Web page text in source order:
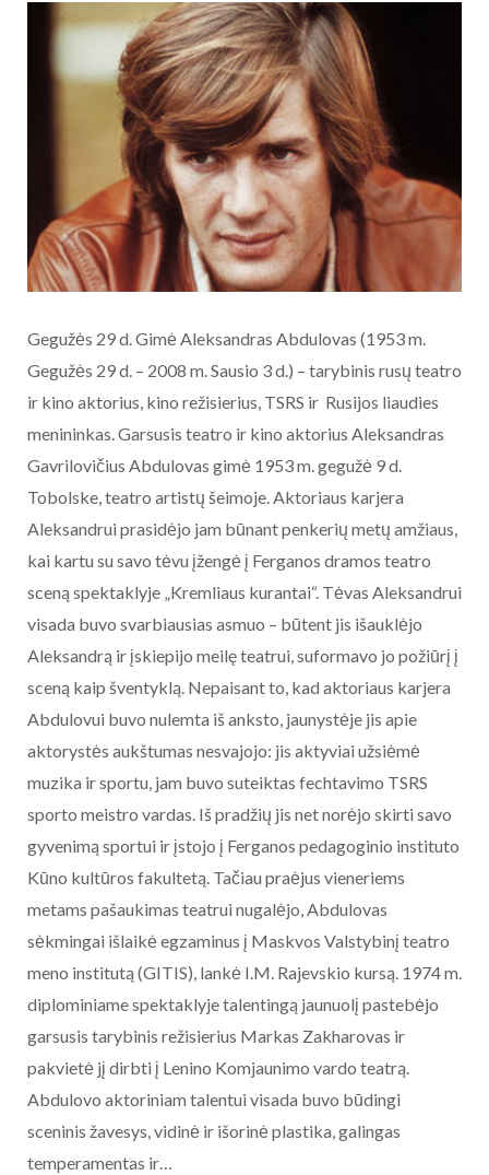
Gegužės 29 d. Gimė Aleksandras Abdulovas (1953 m.
Gegužės 29 d. – 2008 m. Sausio 3 d.) – tarybinis rusų teatro
ir kino aktorius, kino režisierius, TSRS ir Rusijos liaudies
menininkas. Garsusis teatro ir kino aktorius Aleksandras
Gavrilovičius Abdulovas gimė 1953 m. gegužė 9 d.
Tobolske, teatro artistų šeimoje. Aktoriaus karjera
Aleksandrui prasidėjo jam būnant penkerių metų amžiaus,
kai kartu su savo tėvu įžengė į Ferganos dramos teatro
sceną spektaklyje „Kremliaus kurantai“. Tėvas Aleksandrui
visada buvo svarbiausias asmuo – būtent jis išauklėjo
Aleksandrą ir įskiepijo meilę teatrui, suformavo jo požiūrį į
sceną kaip šventyklą. Nepaisant to, kad aktoriaus karjera
Abdulovui buvo nulemta iš anksto, jaunystėje jis apie
aktorystės aukštumas nesvajojo: jis aktyviai užsiėmė
muzika ir sportu, jam buvo suteiktas fechtavimo TSRS
sporto meistro vardas. Iš pradžių jis net norėjo skirti savo
gyvenimą sportui ir įstojo į Ferganos pedagoginio instituto
Kūno kultūros fakultetą. Tačiau praėjus vieneriems
metams pašaukimas teatrui nugalėjo, Abdulovas
sėkmingai išlaikė egzaminus į Maskvos Valstybinį teatro
meno institutą (GITIS), lankė I.M. Rajevskio kursą. 1974 m.
diplominiame spektaklyje talentingą jaunuolį pastebėjo
garsusis tarybinis režisierius Markas Zakharovas ir
pakvietė jį dirbti į Lenino Komjaunimo vardo teatrą.
Abdulovo aktoriniam talentui visada buvo būdingi
sceninis žavesys, vidinė ir išorinė plastika, galingas
temperamentas ir…